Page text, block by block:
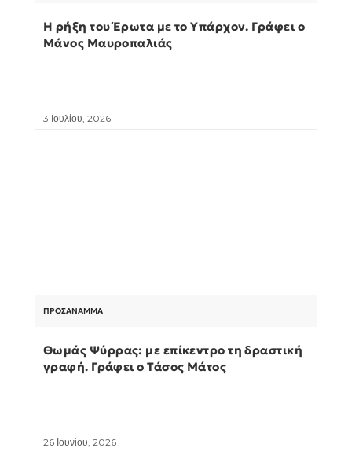
Η ρήξη του Έρωτα με το Υπάρχον. Γράφει ο
Μάνος Μαυροπαλιάς
3 Ιουλίου, 2026
ΠΡΟΣΆΝΑΜΜΑ
Θωμάς Ψύρρας: με επίκεντρο τη δραστική
γραφή. Γράφει ο Τάσος Μάτος
26 Ιουνίου, 2026